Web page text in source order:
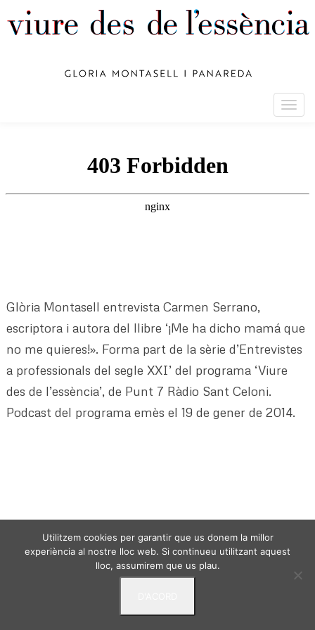
Glòria Montasell entrevista Carmen Serrano,
escriptora i autora del llibre ‘¡Me ha dicho mamá que
no me quieres!». Forma part de la sèrie d’Entrevistes
a professionals del segle XXI’ del programa ‘Viure
des de l’essència’, de Punt 7 Ràdio Sant Celoni.
Podcast del programa emès el 19 de gener de 2014.
VIURE DES DE L'ESSENCIA - © 2024 -Politica de
privacitat Avis Legal Termes i condicions
Utilitzem cookies per garantir que us donem la millor
experiència al nostre lloc web. Si continueu utilitzant aquest
lloc, assumirem que us plau.